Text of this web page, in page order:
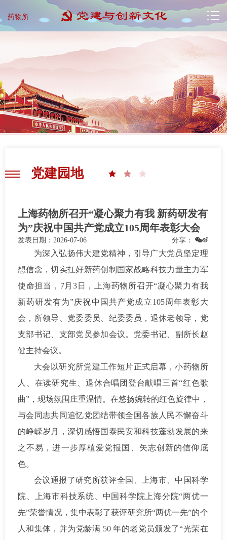
药物所
党建园地
上海药物所召开“凝心聚力有我 新药研发有
为”庆祝中国共产党成立105周年表彰大会
发表日期： 2026-07-06 分享：
为深入弘扬伟大建党精神，引导广大党员坚定理
想信念，切实扛好新药创制国家战略科技力量主力军
使命担当，7月3日，上海药物所召开“凝心聚力有我
新药研发有为”庆祝中国共产党成立105周年表彰大
会，所领导、党委委员、纪委委员，退休老领导，党
支部书记、支部党员参加会议。党委书记、副所长赵
健主持会议。
大会以研究所党建工作短片正式启幕，小药物所
人、在读研究生、退休合唱团登台献唱三首“红色歌
曲”，现场氛围庄重温情。在悠扬婉转的红色旋律中，
与会同志共同追忆党团结带领全国各族人民不懈奋斗
的峥嵘岁月，深切感悟国泰民安和科技蓬勃发展的来
之不易，进一步厚植爱党报国、矢志创新的信仰底
色。
会议通报了研究所获评全国、上海市、中国科学
院、上海市科技系统、中国科学院上海分院“两优一
先”荣誉情况，集中表彰了获评研究所“两优一先”的个
人和集体，并为党龄满 50 年的老党员颁发了“光荣在